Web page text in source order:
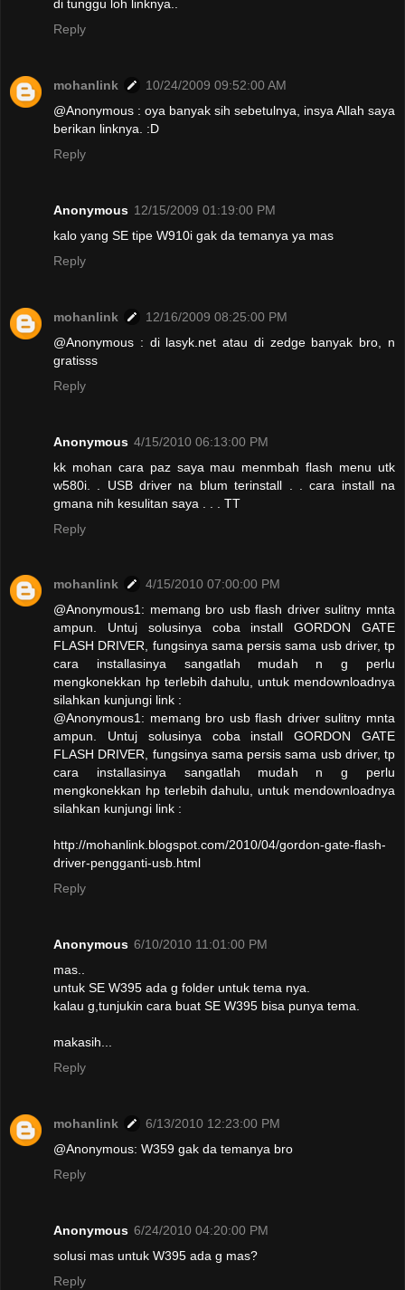
di tunggu loh linknya..
Reply
mohanlink
10/24/2009 09:52:00 AM
@Anonymous : oya banyak sih sebetulnya, insya Allah saya
berikan linknya. :D
Reply
Anonymous 12/15/2009 01:19:00 PM
kalo yang SE tipe W910i gak da temanya ya mas
Reply
mohanlink
12/16/2009 08:25:00 PM
@Anonymous : di lasyk.net atau di zedge banyak bro, n
gratisss
Reply
Anonymous 4/15/2010 06:13:00 PM
kk mohan cara paz saya mau menmbah flash menu utk
w580i. . USB driver na blum terinstall . . cara install na
gmana nih kesulitan saya . . . TT
Reply
mohanlink
4/15/2010 07:00:00 PM
@Anonymous1: memang bro usb flash driver sulitny mnta
ampun. Untuj solusinya coba install GORDON GATE
FLASH DRIVER, fungsinya sama persis sama usb driver, tp
cara installasinya sangatlah mudah n g perlu
mengkonekkan hp terlebih dahulu, untuk mendownloadnya
silahkan kunjungi link :
@Anonymous1: memang bro usb flash driver sulitny mnta
ampun. Untuj solusinya coba install GORDON GATE
FLASH DRIVER, fungsinya sama persis sama usb driver, tp
cara installasinya sangatlah mudah n g perlu
mengkonekkan hp terlebih dahulu, untuk mendownloadnya
silahkan kunjungi link :
http://mohanlink.blogspot.com/2010/04/gordon-gate-flash-
driver-pengganti-usb.html
Reply
Anonymous 6/10/2010 11:01:00 PM
mas..
untuk SE W395 ada g folder untuk tema nya.
kalau g,tunjukin cara buat SE W395 bisa punya tema.
makasih...
Reply
mohanlink
6/13/2010 12:23:00 PM
@Anonymous: W359 gak da temanya bro
Reply
Anonymous 6/24/2010 04:20:00 PM
solusi mas untuk W395 ada g mas?
Reply